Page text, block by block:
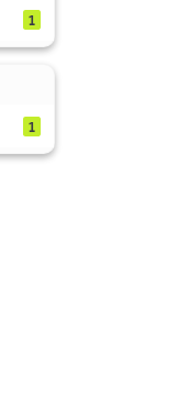
1
1